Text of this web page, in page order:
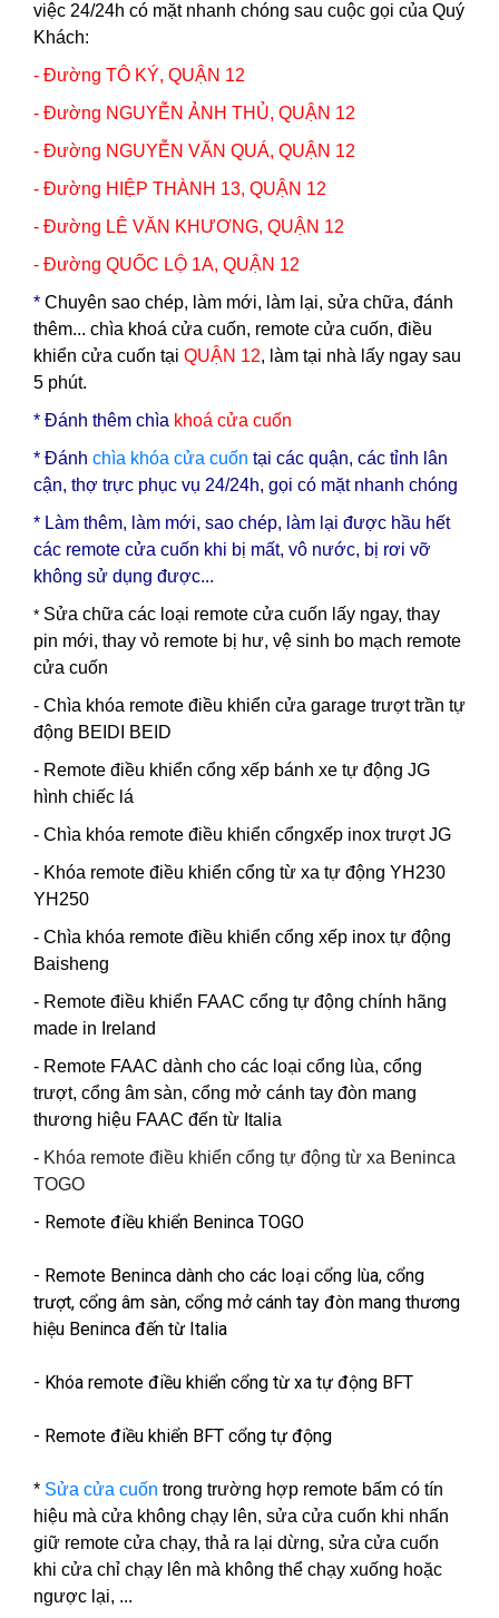
việc 24/24h có mặt nhanh chóng sau cuộc gọi của Quý
Khách:
- Đường TÔ KÝ, QUẬN 12
- Đường NGUYỄN ẢNH THỦ, QUẬN 12
- Đường NGUYỄN VĂN QUÁ, QUẬN 12
- Đường HIỆP THÀNH 13, QUẬN 12
- Đường LÊ VĂN KHƯƠNG, QUẬN 12
- Đường QUỐC LỘ 1A, QUẬN 12
* Chuyên sao chép, làm mới, làm lại, sửa chữa, đánh
thêm... chìa khoá cửa cuốn, remote cửa cuốn, điều
khiển cửa cuốn tại QUẬN 12, làm tại nhà lấy ngay sau
5 phút.
* Đánh thêm chìa khoá cửa cuốn
* Đánh chìa khóa cửa cuốn tại các quận, các tỉnh lân
cận, thợ trực phục vụ 24/24h, gọi có mặt nhanh chóng
* Làm thêm, làm mới, sao chép, làm lại được hầu hết
các remote cửa cuốn khi bị mất, vô nước, bị rơi vỡ
không sử dụng được...
* Sửa chữa các loại remote cửa cuốn lấy ngay, thay
pin mới, thay vỏ remote bị hư, vệ sinh bo mạch remote
cửa cuốn
- Chìa khóa remote điều khiển cửa garage trượt trần tự
động BEIDI BEID
- Remote điều khiển cổng xếp bánh xe tự động JG
hình chiếc lá
- Chìa khóa remote điều khiển cổngxếp inox trượt JG
- Khóa remote điều khiển cổng từ xa tự động YH230
YH250
- Chìa khóa remote điều khiển cổng xếp inox tự động
Baisheng
- Remote điều khiển FAAC cổng tự động chính hãng
made in Ireland
- Remote FAAC dành cho các loại cổng lùa, cổng
trượt, cổng âm sàn, cổng mở cánh tay đòn mang
thương hiệu FAAC đến từ Italia
- Khóa remote điều khiển cổng tự động từ xa Beninca
TOGO
- Remote điều khiển Beninca TOGO
- Remote Beninca dành cho các loại cổng lùa, cổng
trượt, cổng âm sàn, cổng mở cánh tay đòn mang thương
hiệu Beninca đến từ Italia
- Khóa remote điều khiển cổng từ xa tự động BFT
- Remote điều khiển BFT cổng tự động
* Sửa cửa cuốn trong trường hợp remote bấm có tín
hiệu mà cửa không chạy lên, sửa cửa cuốn khi nhấn
giữ remote cửa chạy, thả ra lại dừng, sửa cửa cuốn
khi cửa chỉ chạy lên mà không thể chạy xuống hoặc
ngược lại, ...